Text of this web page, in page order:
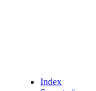
Index